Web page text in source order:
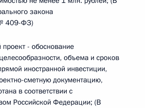
закона
409-ФЗ)
- обоснование
объема и сроков
иностранной инвестиции,
сметную документацию,
в соответствии с
Российской Федерации; (В